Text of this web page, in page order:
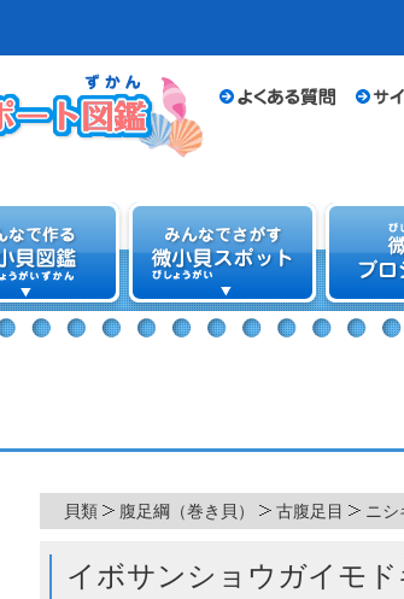
貝類 腹足綱（巻き貝） 古腹足目 ニシ
イボサンショウガイモド